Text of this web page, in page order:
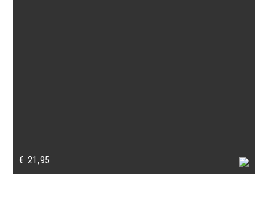
€ 21,95